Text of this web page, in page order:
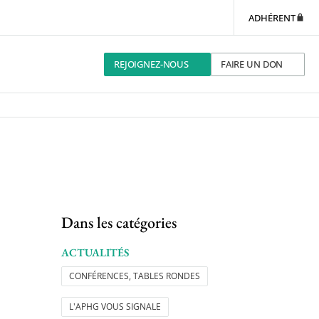
ADHÉRENT
REJOIGNEZ-NOUS FAIRE UN DON
Dans les catégories
ACTUALITÉS
CONFÉRENCES, TABLES RONDES
L'APHG VOUS SIGNALE